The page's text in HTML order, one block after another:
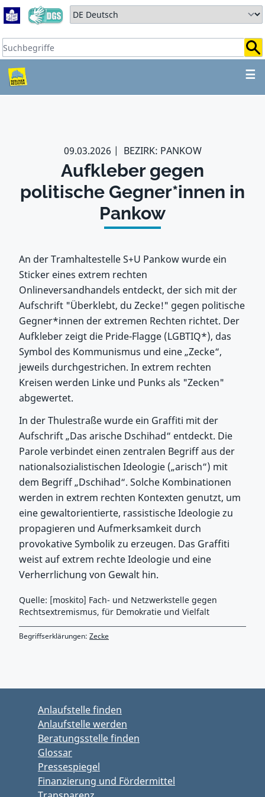
Zum Hauptbereich springen
Zum Hauptmenü springen
Sprache auswählen:
Suchbegriffe:
☰
ZUM HAUPTBEREICH
09.03.2026 BEZIRK: PANKOW
Aufkleber gegen
politische Gegner*innen in
Pankow
An der Tramhaltestelle S+U Pankow wurde ein
Sticker eines extrem rechten
Onlineversandhandels entdeckt, der sich mit der
Aufschrift "Überklebt, du Zecke!" gegen politische
Gegner*innen der extremen Rechten richtet. Der
Aufkleber zeigt die Pride-Flagge (LGBTIQ*), das
Symbol des Kommunismus und eine „Zecke“,
jeweils durchgestrichen. In extrem rechten
Kreisen werden Linke und Punks als "Zecken"
abgewertet.
In der Thulestraße wurde ein Graffiti mit der
Aufschrift „Das arische Dschihad“ entdeckt. Die
Parole verbindet einen zentralen Begriff aus der
nationalsozialistischen Ideologie („arisch“) mit
dem Begriff „Dschihad“. Solche Kombinationen
werden in extrem rechten Kontexten genutzt, um
eine gewaltorientierte, rassistische Ideologie zu
propagieren und Aufmerksamkeit durch
provokative Symbolik zu erzeugen. Das Graffiti
weist auf extrem rechte Ideologie und eine
Verherrlichung von Gewalt hin.
Quelle: [moskito] Fach- und Netzwerkstelle gegen
Rechtsextremismus, für Demokratie und Vielfalt
Begriffserklärungen: Zecke
Anlaufstelle finden
Anlaufstelle werden
Beratungsstelle finden
Glossar
Pressespiegel
Finanzierung und Fördermittel